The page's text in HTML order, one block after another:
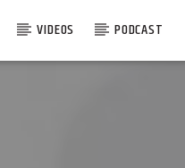
VIDEOS PODCAST